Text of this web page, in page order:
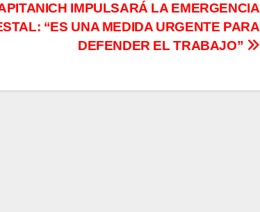
IMPULSARÁ LA EMERGENCIA
“ES UNA MEDIDA URGENTE PARA
DEFENDER EL TRABAJO”